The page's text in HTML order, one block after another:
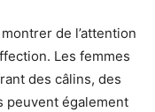
de l’attention
Les femmes
des câlins, des
peuvent également